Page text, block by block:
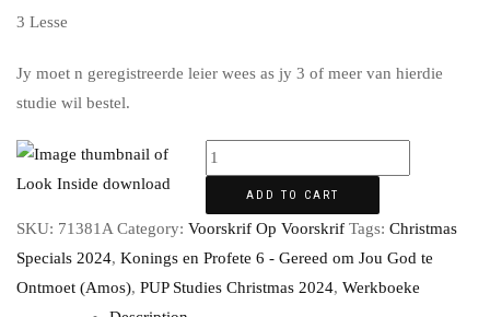
3 Lesse
Jy moet n geregistreerde leier wees as jy 3 of meer van hierdie
studie wil bestel.
ADD TO CART
SKU: 71381A Category: Voorskrif Op Voorskrif Tags: Christmas
Specials 2024, Konings en Profete 6 - Gereed om Jou God te
Ontmoet (Amos), PUP Studies Christmas 2024, Werkboeke